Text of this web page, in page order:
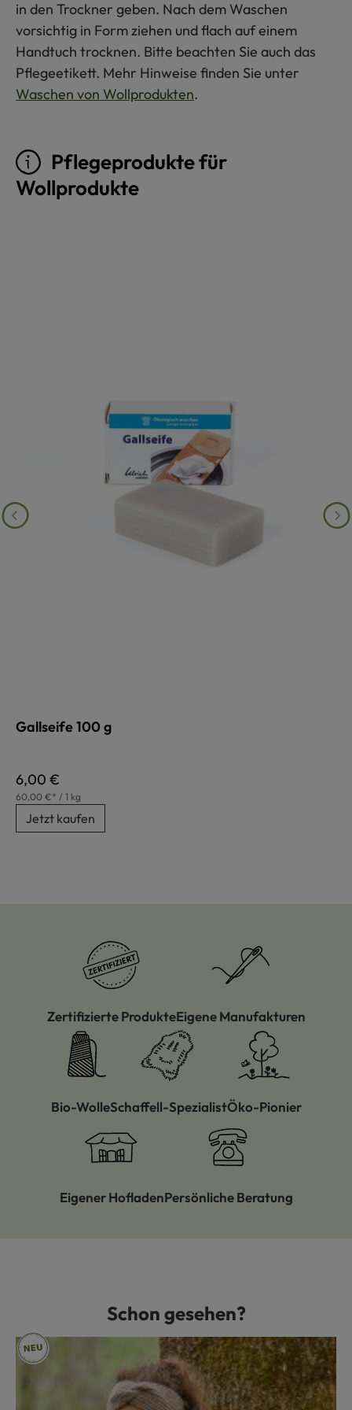
in den Trockner geben. Nach dem Waschen
vorsichtig in Form ziehen und flach auf einem
Handtuch trocknen. Bitte beachten Sie auch das
Pflegeetikett. Mehr Hinweise finden Sie unter
Waschen von Wollprodukten.
Pflegeprodukte für
Wollprodukte
Gallseife 100 g
Regulärer Preis:
6,00 €
60,00 €* / 1 kg
Jetzt kaufen
Zertifizierte ProdukteEigene Manufakturen
Bio-WolleSchaffell-SpezialistÖko-Pionier
Eigener HofladenPersönliche Beratung
Produktgalerie überspringenSchon gesehen?